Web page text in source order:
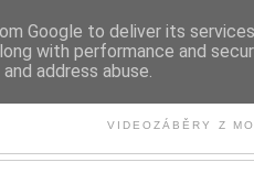
VIDEOZÁBĚRY Z
Google to deliver its
with performance and
address abuse.